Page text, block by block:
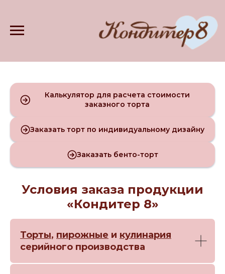
Калькулятор для расчета стоимости
заказного торта
Заказать торт по индивидуальному дизайну
Заказать бенто-торт
Условия заказа продукции
«Кондитер 8»
Торты, пирожные и кулинария
серийного производства